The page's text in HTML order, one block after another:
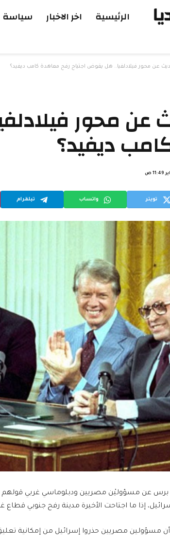
الرئيسية اخر الاخبار سياسة
عن محور فيلادلفيا.. هل يقوض اجتياح رفح معاهدة كامب ديفيد؟
عن محور
ديفيد؟
تويتر واتساب تيلقرام
برس عن مسؤوليْن مصريين ودبلوماسي غربي
إذا ما اجتاحت الأخيرة مدينة رفح جنوبي قطاع
مسؤولين مصريين حذروا إسرائيل من إمكانية